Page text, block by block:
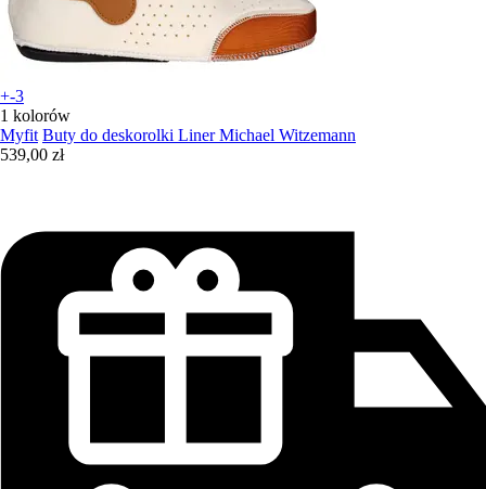
+-3
1 kolorów
Myfit Buty do deskorolki Liner Michael Witzemann
539,00 zł